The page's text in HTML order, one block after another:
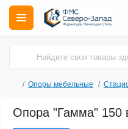
Опоры мебельные
Опора "Гамма" 150